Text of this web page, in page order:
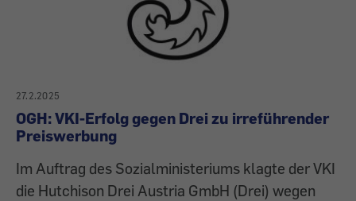
27.2.2025
OGH: VKI-Erfolg gegen Drei zu irreführender
Preiswerbung
Im Auftrag des Sozialministeriums klagte der VKI
die Hutchison Drei Austria GmbH (Drei) wegen